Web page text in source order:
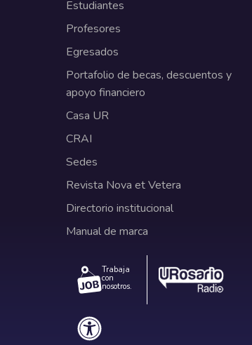
Estudiantes
Profesores
Egresados
Portafolio de becas, descuentos y
apoyo financiero
Casa UR
CRAI
Sedes
Revista Nova et Vetera
Directorio institucional
Manual de marca
Trabaja
con
nosotros.